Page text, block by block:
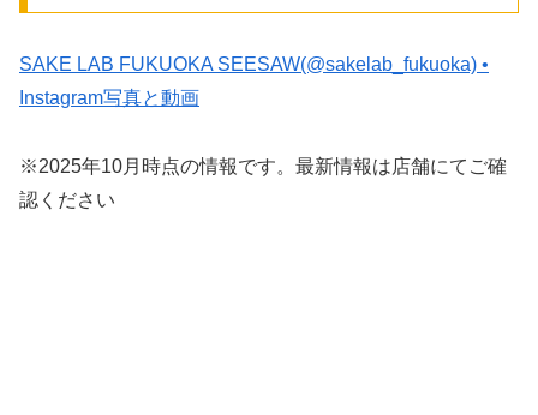
SAKE LAB FUKUOKA SEESAW(@sakelab_fukuoka) •
Instagram写真と動画
※2025年10月時点の情報です。最新情報は店舗にてご確
認ください